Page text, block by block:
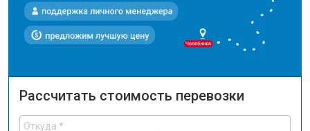
Рассчитать стоимость перевозки